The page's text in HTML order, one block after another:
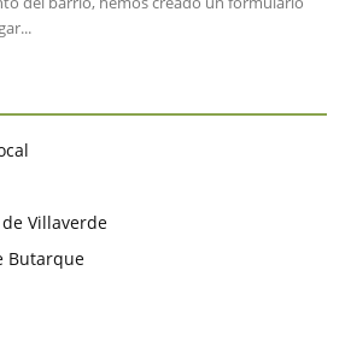
Villaverde
Butarque